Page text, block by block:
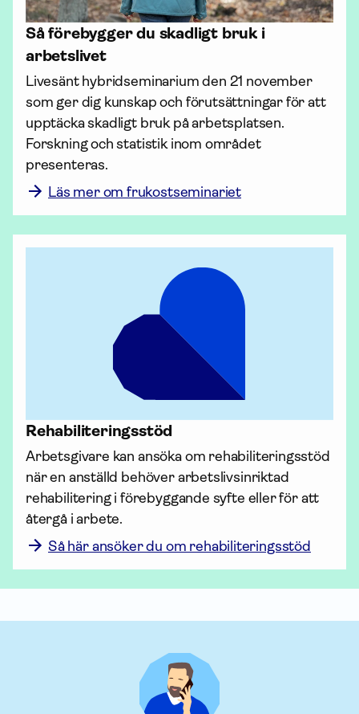
Så förebygger du skadligt bruk i
arbetslivet
Livesänt hybridseminarium den 21 november
som ger dig kunskap och förutsättningar för att
upptäcka skadligt bruk på arbetsplatsen.
Forskning och statistik inom området
presenteras.
Läs mer om frukostseminariet
Rehabili­terings­stöd
Arbetsgivare kan ansöka om rehabili­terings­stöd
när en anställd behöver arbetslivsinriktad
rehabilitering i förebyggande syfte eller för att
Så här ansöker du om rehabiliteringsstöd